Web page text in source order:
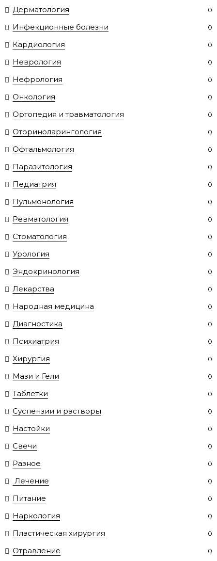
Дерматология 0
Инфекционные болезни 0
Кардиология 0
Неврология 0
Нефрология 0
Онкология 0
Ортопедия и травматология 0
Оториноларингология 0
Офтальмология 0
Паразитология 0
Педиатрия 0
Пульмонология 0
Ревматология 0
Стоматология 0
Урология 0
Эндокринология 0
Лекарства 0
Народная медицина 0
Диагностика 0
Психиатрия 0
Хирургия 0
Мази и Гели 0
Таблетки 0
Суспензии и растворы 0
Настойки 0
Свечи 0
Разное 0
Лечение 0
Питание 0
Наркология 0
Пластическая хирургия 0
Отравление 0